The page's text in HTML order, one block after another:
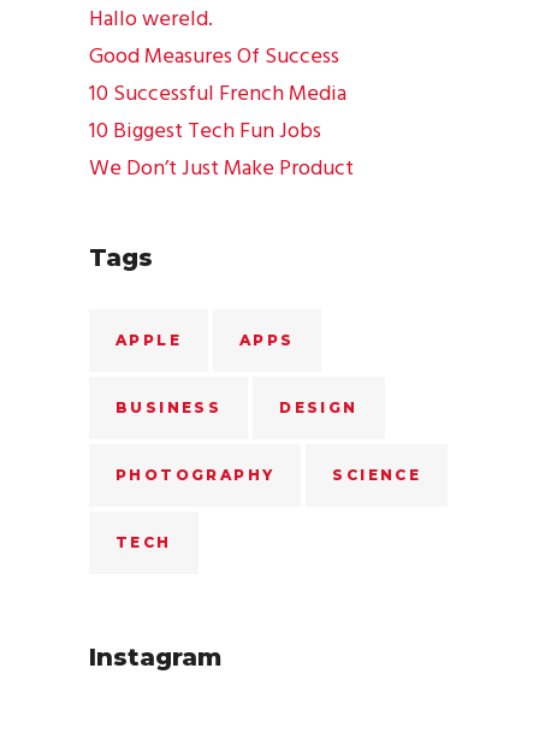
Hallo wereld.
Good Measures Of Success
10 Successful French Media
10 Biggest Tech Fun Jobs
We Don’t Just Make Product
Tags
APPLE APPS
BUSINESS DESIGN
PHOTOGRAPHY SCIENCE
TECH
Instagram